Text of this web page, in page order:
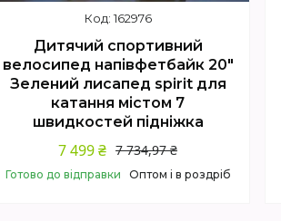
162976
Дитячий спортивний
велосипед напівфетбайк 20"
Зелений лисапед spirit для
катання містом 7
швидкостей підніжка
7 734,97 ₴
7 499 ₴
Готово до відправки Оптом і в роздріб